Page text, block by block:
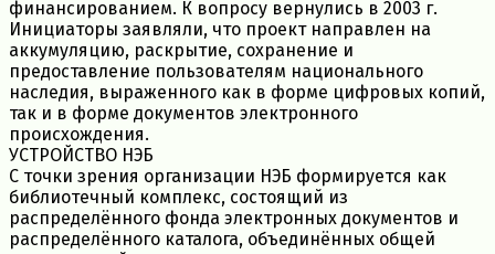
финансированием. К вопросу вернулись в 2003 г.
Инициаторы заявляли, что проект направлен на
аккумуляцию, раскрытие, сохранение и
предоставление пользователям национального
наследия, выраженного как в форме цифровых копий,
так и в форме документов электронного
происхождения.
УСТРОЙСТВО НЭБ
С точки зрения организации НЭБ формируется как
библиотечный комплекс, состоящий из
распределённого фонда электронных документов и
распределённого каталога, объединённых общей